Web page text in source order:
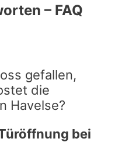
– FAQ
gefallen,
die
Havelse?
bei